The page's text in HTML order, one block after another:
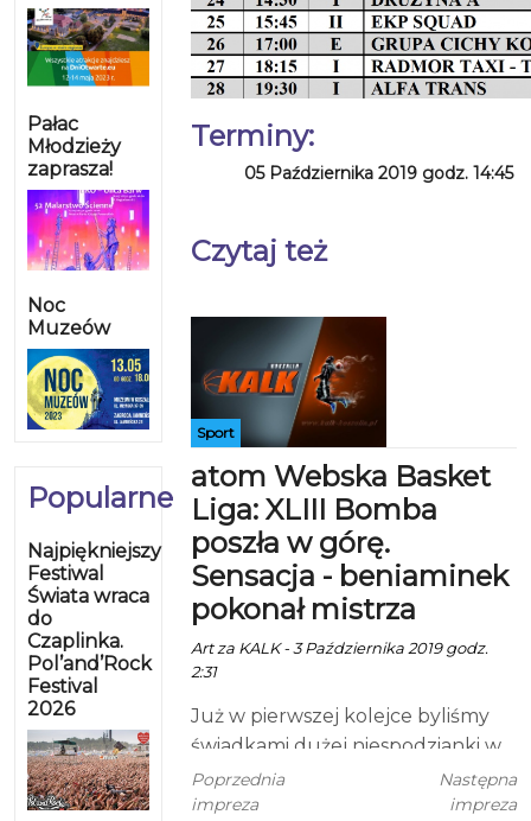
Pałac
Młodzieży
zaprasza!
Noc
Muzeów
Popularne
Najpiękniejszy
Festiwal
Świata wraca
do
Czaplinka.
Pol’and’Rock
Festival
2026
Terminy:
05 Października 2019 godz. 14:45
Czytaj też
Sport
atom Webska Basket
Liga: XLIII Bomba
poszła w górę.
Sensacja - beniaminek
pokonał mistrza
Art za KALK - 3 Października 2019 godz.
2:31
Już w pierwszej kolejce byliśmy
świadkami dużej niespodzianki w
Ekstralidze. Aktualny Mistrz ligi i4
Development/Świętoń przegrał
Poprzednia
impreza
Następna
impreza